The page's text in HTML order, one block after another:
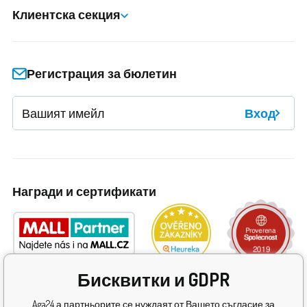
Клиентска секция
Регистрация за бюлетин
Вход
Награди и сертификати
Бисквитки и GDPR
Aga24 а партньорите се нуждаят от Вашето съгласие за